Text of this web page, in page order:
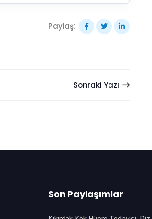
Paylaş:
Sonraki Yazı
Son Paylaşımlar